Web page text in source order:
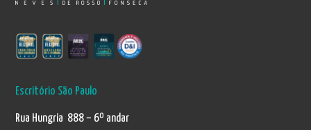
Escritório São Paulo
Rua Hungria 888 – 6º andar